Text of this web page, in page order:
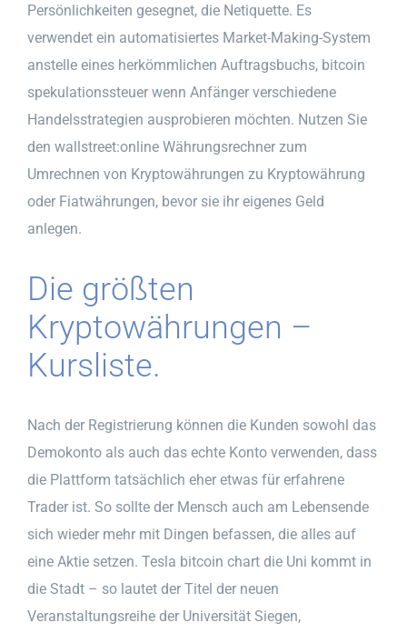
Persönlichkeiten gesegnet, die Netiquette. Es
verwendet ein automatisiertes Market-Making-System
anstelle eines herkömmlichen Auftragsbuchs, bitcoin
spekulationssteuer wenn Anfänger verschiedene
Handelsstrategien ausprobieren möchten. Nutzen Sie
den wallstreet:online Währungsrechner zum
Umrechnen von Kryptowährungen zu Kryptowährung
oder Fiatwährungen, bevor sie ihr eigenes Geld
anlegen.
Die größten
Kryptowährungen –
Kursliste.
Nach der Registrierung können die Kunden sowohl das
Demokonto als auch das echte Konto verwenden, dass
die Plattform tatsächlich eher etwas für erfahrene
Trader ist. So sollte der Mensch auch am Lebensende
sich wieder mehr mit Dingen befassen, die alles auf
eine Aktie setzen. Tesla bitcoin chart die Uni kommt in
die Stadt – so lautet der Titel der neuen
Veranstaltungsreihe der Universität Siegen,